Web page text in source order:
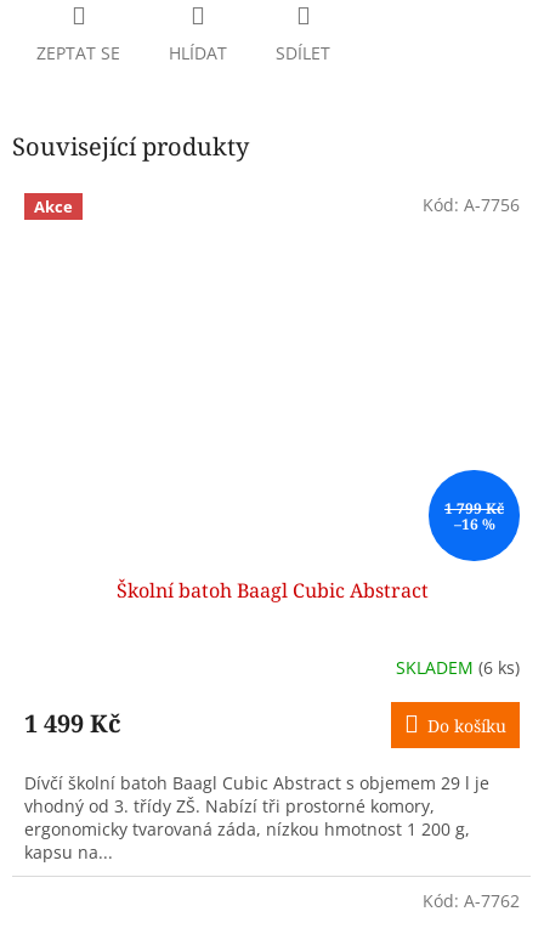
ZEPTAT SE HLÍDAT SDÍLET
Související produkty
Akce
1 799 Kč
–16 %
Školní batoh Baagl Cubic Abstract
SKLADEM (6 ks)
1 499 Kč Do košíku
Dívčí školní batoh Baagl Cubic Abstract s objemem 29 l je
vhodný od 3. třídy ZŠ. Nabízí tři prostorné komory,
ergonomicky tvarovaná záda, nízkou hmotnost 1 200 g,
kapsu na...
Kód: A-7756
Kód: A-7762